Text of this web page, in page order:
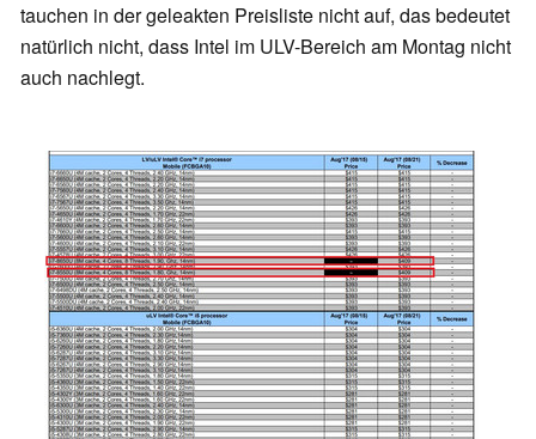
tauchen in der geleakten Preisliste nicht auf, das bedeutet
natürlich nicht, dass Intel im ULV-Bereich am Montag nicht
auch nachlegt.